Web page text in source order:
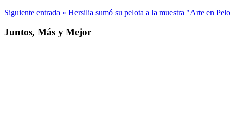
Siguiente entrada » Hersilia sumó su pelota a la muestra "Arte en
Juntos, Más y Mejor